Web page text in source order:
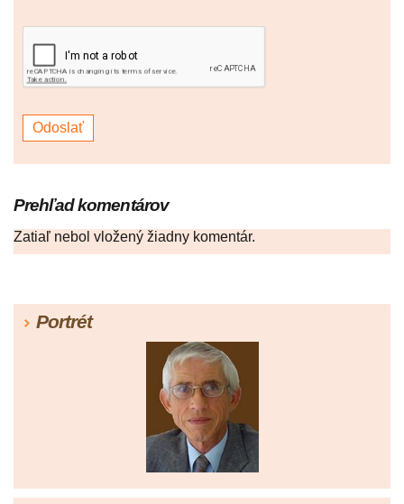
Prehľad komentárov
Zatiaľ nebol vložený žiadny komentár.
Portrét